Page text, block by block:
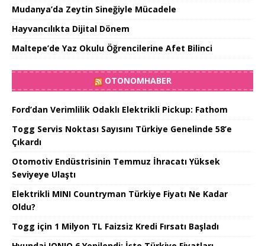
Mudanya’da Zeytin Sineğiyle Mücadele
Hayvancılıkta Dijital Dönem
Maltepe’de Yaz Okulu Öğrencilerine Afet Bilinci
OTONOMHABER
Ford’dan Verimlilik Odaklı Elektrikli Pickup: Fathom
Togg Servis Noktası Sayısını Türkiye Genelinde 58’e
Çıkardı
Otomotiv Endüstrisinin Temmuz İhracatı Yüksek
Seviyeye Ulaştı
Elektrikli MINI Countryman Türkiye Fiyatı Ne Kadar
Oldu?
Togg için 1 Milyon TL Faizsiz Kredi Fırsatı Başladı